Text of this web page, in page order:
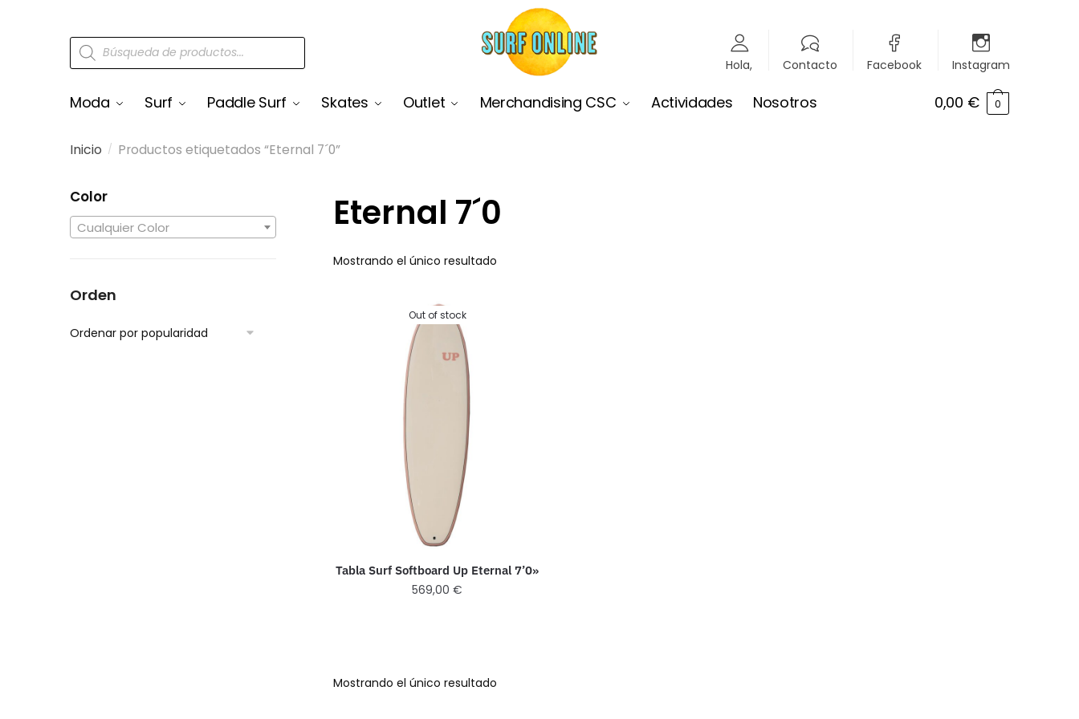
Hola, Contacto Facebook Instagram
Moda Surf Paddle Surf Skates Outlet Merchandising CSC Actividades Nosotros 0,00 € 0
Inicio / Productos etiquetados “Eternal 7´0”
Eternal 7´0
Mostrando el único resultado
Out of stock
Tabla Surf Softboard Up Eternal 7’0»
569,00€
Mostrando el único resultado
Color
Cualquier Color
Orden